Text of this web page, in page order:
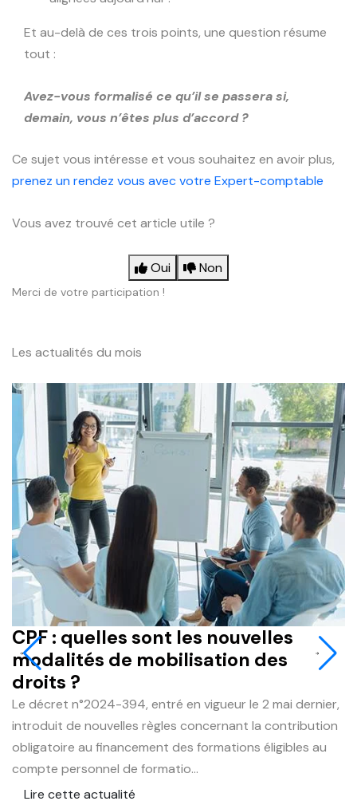
Et au-delà de ces trois points, une question résume
tout :
Avez-vous formalisé ce qu’il se passera si,
demain, vous n’êtes plus d’accord ?
Ce sujet vous intéresse et vous souhaitez en avoir plus,
prenez un rendez vous avec votre Expert-comptable
Vous avez trouvé cet article utile ?
Oui Non
Merci de votre participation !
Les actualités du mois
CPF : quelles sont les nouvelles
modalités de mobilisation des
droits ?
Le décret n°2024-394, entré en vigueur le 2 mai dernier,
introduit de nouvelles règles concernant la contribution
obligatoire au financement des formations éligibles au
compte personnel de formatio...
Lire cette actualité